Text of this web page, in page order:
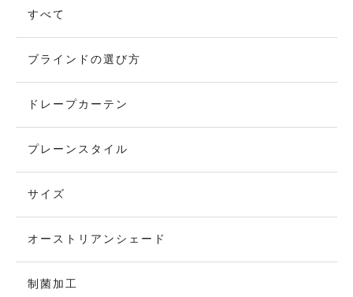
すべて
ブラインドの選び方
ドレープカーテン
プレーンスタイル
サイズ
オーストリアンシェード
制菌加工